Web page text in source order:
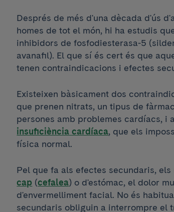
Després de més d'una dècada d'ús
homes de tot el món, hi ha estudis
inhibidors de fosfodiesterasa-5
avanafil). El que sí és cert és que
tenen contraindicacions i efectes
Existeixen bàsicament dos
que prenen nitrats, un tipus de
persones amb problemes cardíacs, i
insuficiència cardíaca, que els
física normal.
Pel que fa als efectes secundaris,
cap (cefalea) o d'estómac, el dolor
d'envermelliment facial. No és
secundaris obliguin a interrompre el